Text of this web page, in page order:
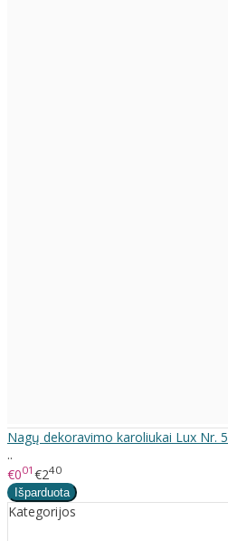
Nagų dekoravimo karoliukai Lux Nr. 5
..
€001 €240
Kategorijos